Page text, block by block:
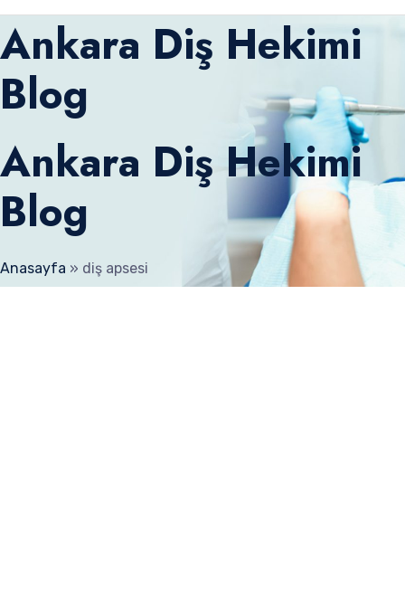
Ankara Diş Hekimi
Blog
Ankara Diş Hekimi
Blog
Anasayfa » diş apsesi